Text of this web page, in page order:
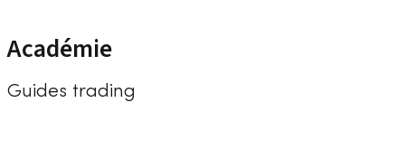
Académie
Guides trading